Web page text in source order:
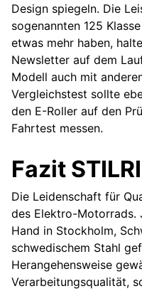
Design spiegeln. Die
sogenannten 125
etwas mehr haben,
Newsletter auf dem
Modell auch mit
Vergleichstest sollte
den E-Roller auf den
Fahrtest messen.
Fazit
Die Leidenschaft für
des Elektro-Motorrads.
Hand in Stockholm,
schwedischem Stahl
Herangehensweise
Verarbeitungsqualität,